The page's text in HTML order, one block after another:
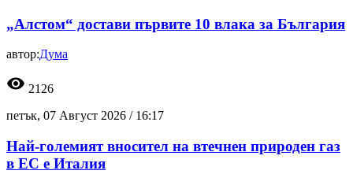
„Алстом“ достави първите 10 влака за България
автор:Дума
visibility 2126
петък, 07 Август 2026 / 16:17
Най-големият вносител на втечнен природен газ
в ЕС е Италия